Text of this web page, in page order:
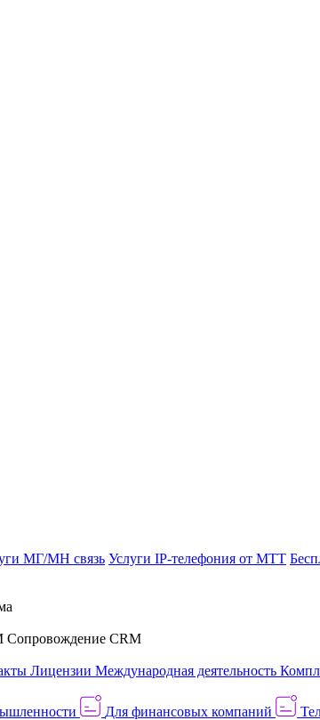
МГ/МН связь Услуги IP-телефония от МТТ
Сопровождение CRM
Лицензии Международная деятельность
Для финансовых компаний